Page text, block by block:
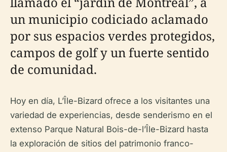
un municipio codiciado aclamado
por sus espacios verdes protegidos,
campos de golf y un fuerte sentido
de comunidad.
Hoy en día, L’Île-Bizard ofrece a los visitantes una
variedad de experiencias, desde senderismo en el
extenso Parque Natural Bois-de-l’Île-Bizard hasta
la exploración de sitios del patrimonio franco-